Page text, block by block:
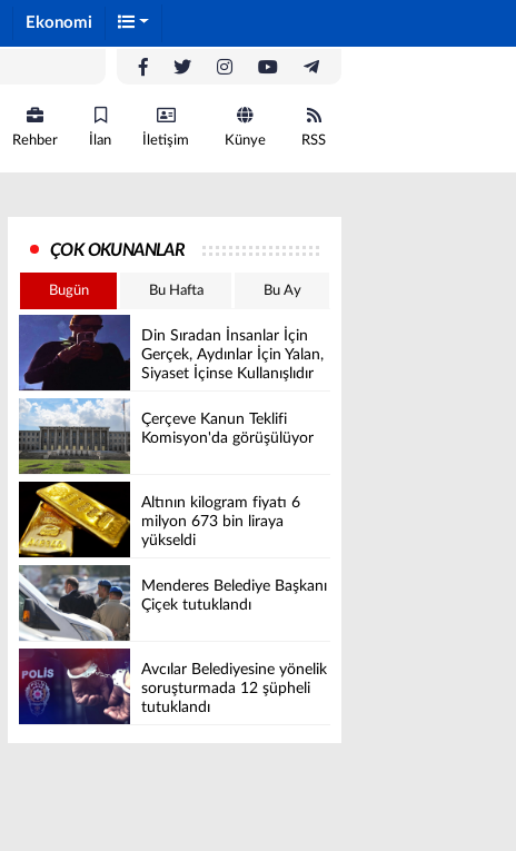
Ekonomi
Rehber İlan İletişim Künye RSS
ÇOK OKUNANLAR
Bugün Bu Hafta Bu Ay
Din Sıradan İnsanlar İçin
Gerçek, Aydınlar İçin Yalan,
Siyaset İçinse Kullanışlıdır
Çerçeve Kanun Teklifi
Komisyon'da görüşülüyor
Altının kilogram fiyatı 6
milyon 673 bin liraya
yükseldi
Menderes Belediye Başkanı
Çiçek tutuklandı
Avcılar Belediyesine yönelik
soruşturmada 12 şüpheli
tutuklandı